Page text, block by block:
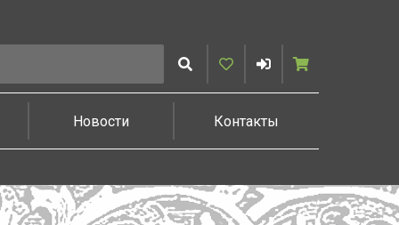
ИскатьИзбранное
ВойтиКорзина
Новости Контакты